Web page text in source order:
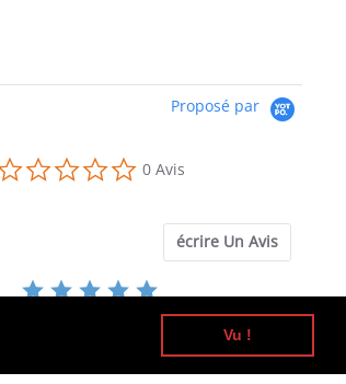
Vu !
Proposé par
0.0
star
0 Avis
écrire Un Avis